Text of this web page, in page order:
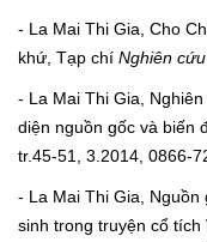
- La Mai Thi Gia, Cho
khứ, Tạp chí Nghiên
- La Mai Thi Gia,
diện nguồn gốc và biến
tr.45-51, 3.2014, 0866-
- La Mai Thi Gia,
sinh trong truyện cổ tích